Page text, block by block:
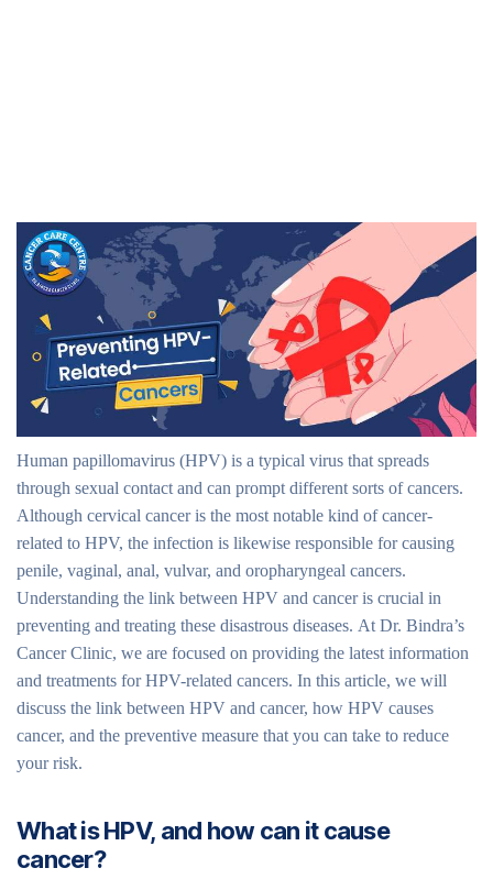
Human papillomavirus (HPV) is a typical virus that spreads
through sexual contact and can prompt different sorts of cancers.
Although cervical cancer is the most notable kind of cancer-
related to HPV, the infection is likewise responsible for causing
penile, vaginal, anal, vulvar, and oropharyngeal cancers.
Understanding the link between HPV and cancer is crucial in
preventing and treating these disastrous diseases. At Dr. Bindra’s
Cancer Clinic, we are focused on providing the latest information
and treatments for HPV-related cancers. In this article, we will
discuss the link between HPV and cancer, how HPV causes
cancer, and the preventive measure that you can take to reduce
your risk.
What is HPV, and how can it cause
cancer?